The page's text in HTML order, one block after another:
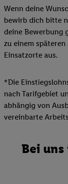
Wenn deine
bewirb dich bitte
deine Bewerbung
zu einem
Einsatzorte aus.
*Die
nach Tarifgebiet
abhängig von
vereinbarte
Bei